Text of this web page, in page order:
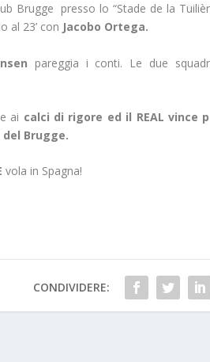
Brugge presso lo “Stade de la
al 23’ con Jacobo Ortega.
pareggia i conti. Le due
ai calci di rigore ed il REAL vince
Brugge.
vola in Spagna!
CONDIVIDERE: